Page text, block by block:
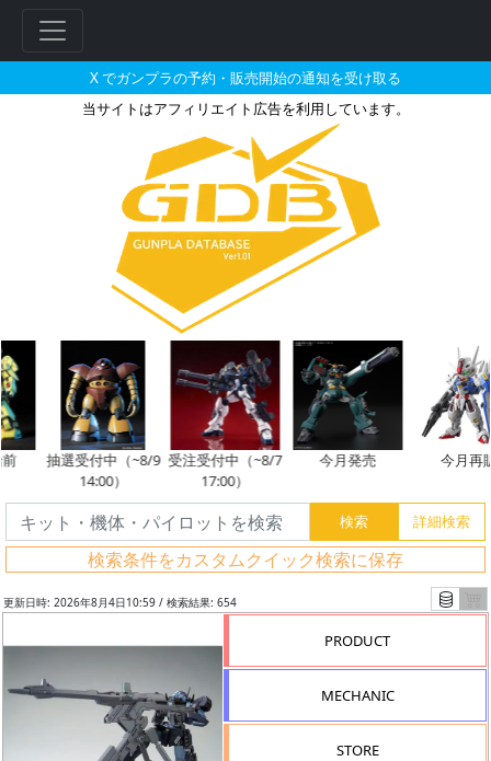
X でガンプラの予約・販売開始の通知を受け取る
当サイトはアフィリエイト広告を利用しています。
HG 1/144 ジェスタ（シェザール
抽選受付中（~8/9
14:00）
受注受付中（~8/7
17:00）
今月発売 今月再販
検索条件をカスタムクイック検索に保存
更新日時: 2026年8月4日10:59 / 検索結果: 654
PRODUCT
MECHANIC
STORE